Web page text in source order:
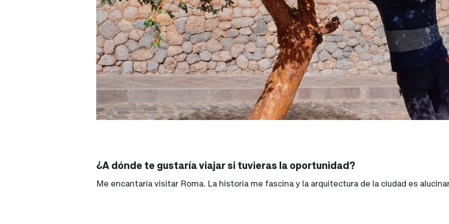
¿A dónde te gustaría viajar si tuvieras la oportunidad?
Me encantaría visitar Roma. La historia me fascina y la arquitectura de la ciudad es